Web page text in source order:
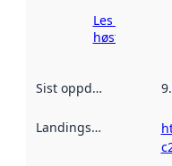
Les mer om
høsting her
Sist oppdatert
Landingsside